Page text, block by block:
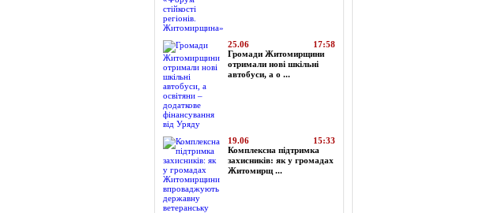
25.06
17:58
Громади Житомирщини
отримали нові шкільні
автобуси, а о ...
19.06
15:33
Комплексна підтримка
захисників: як у громадах
Житомирщ ...